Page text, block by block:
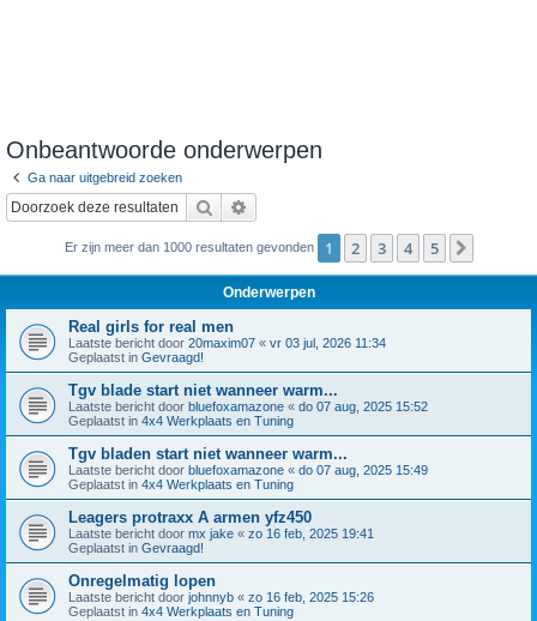
Onbeantwoorde onderwerpen
Ga naar uitgebreid zoeken
Zoek
Er zijn meer dan 1000 resultaten gevonden 1 2 3 4 5
Onderwerpen
Real girls for real men
Laatste bericht door 20maxim07 « vr 03 jul, 2026 11:34
Geplaatst in Gevraagd!
Tgv blade start niet wanneer warm...
Laatste bericht door bluefoxamazone « do 07 aug, 2025 15:52
Geplaatst in 4x4 Werkplaats en Tuning
Tgv bladen start niet wanneer warm...
Laatste bericht door bluefoxamazone « do 07 aug, 2025 15:49
Geplaatst in 4x4 Werkplaats en Tuning
Leagers protraxx A armen yfz450
Laatste bericht door mx jake « zo 16 feb, 2025 19:41
Geplaatst in Gevraagd!
Onregelmatig lopen
Laatste bericht door johnnyb « zo 16 feb, 2025 15:26
Geplaatst in 4x4 Werkplaats en Tuning